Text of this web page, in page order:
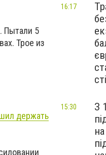
Пытали 5
Трое из
держать
16:17
З
15:30